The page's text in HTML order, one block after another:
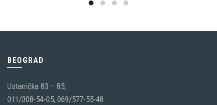
BEOGRAD
Ustanička 83 – 85;
011/308-54-05, 069/577-55-48